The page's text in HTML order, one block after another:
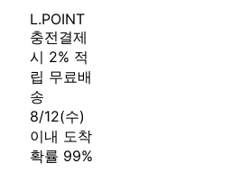
L.POINT
충전결제
시 2% 적
립 무료배
송
8/12(수)
이내 도착
확률 99%